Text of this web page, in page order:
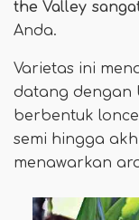
the Valley
Anda.
Varietas ini
datang dengan
berbentuk
semi hingga
menawarkan